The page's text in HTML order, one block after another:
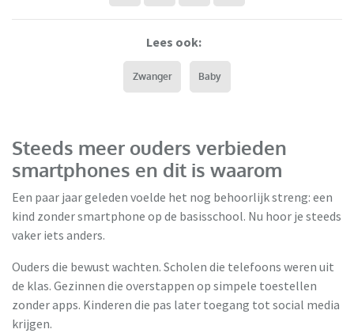
Lees ook:
Zwanger Baby
Steeds meer ouders verbieden
smartphones en dit is waarom
Een paar jaar geleden voelde het nog behoorlijk streng: een
kind zonder smartphone op de basisschool. Nu hoor je steeds
vaker iets anders.
Ouders die bewust wachten. Scholen die telefoons weren uit
de klas. Gezinnen die overstappen op simpele toestellen
zonder apps. Kinderen die pas later toegang tot social media
krijgen.